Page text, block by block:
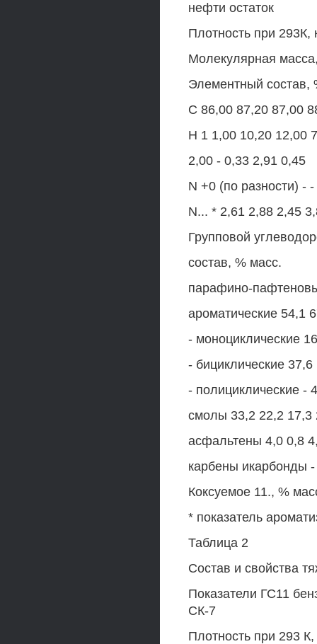
нефти остаток
Плотность при 293К,
Молекулярная
Элементный состав,
С 86,00 87,20 87,00
Н 1 1,00 10,20 12,00
2,00 - 0,33 2,91 0,45
N +0 (по разности) -
N... * 2,61 2,88 2,45
Групповой
состав, % масс.
парафино-
ароматические 54,1
- моноциклические
- бициклические
- полициклические -
смолы 33,2 22,2 17,3
асфальтены 4,0 0,8
карбены икарбонды
Коксуемое 11., %
* показатель
Таблица 2
Состав и свойства
Показатели ГС11
СК-7
Плотность при 293